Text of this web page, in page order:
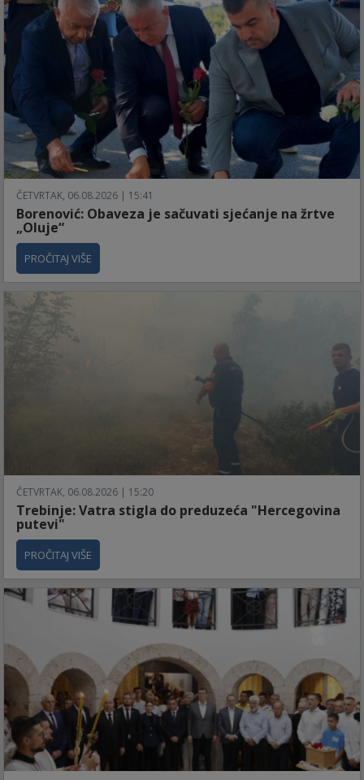
ČETVRTAK, 06.08.2026 | 15:41
Borenović: Obaveza je sačuvati sjećanje na žrtve
„Oluje“
PROČITAJ VIŠE
ČETVRTAK, 06.08.2026 | 15:20
Trebinje: Vatra stigla do preduzeća "Hercegovina
putevi"
PROČITAJ VIŠE